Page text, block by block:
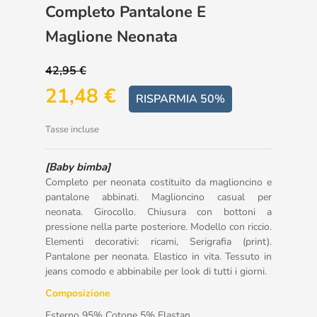
Completo Pantalone E
Maglione Neonata
42,95 €
21,48 € RISPARMIA 50%
Tasse incluse
[Baby bimba]
Completo per neonata costituito da maglioncino e
pantalone abbinati. Maglioncino casual per
neonata. Girocollo. Chiusura con bottoni a
pressione nella parte posteriore. Modello con riccio.
Elementi decorativi: ricami, Serigrafia (print).
Pantalone per neonata. Elastico in vita. Tessuto in
jeans comodo e abbinabile per look di tutti i giorni.
Composizione